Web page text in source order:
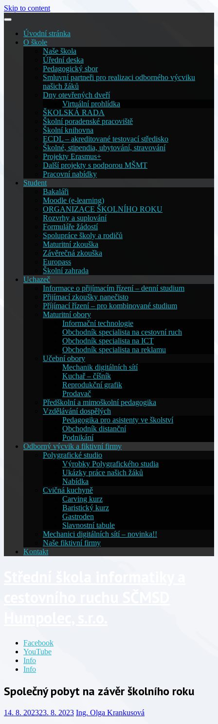
Skip to content
Úvodní stránka
O škole
Naše škola
Úřední deska
Pedagogický sbor
Smluvní partneři pro realizaci odborného výcviku
našich žáků
Dny otevřených dveří
Virtuální prohlídka
ŠKOLSKÁ RADA
Školní poradenské pracoviště
Školní knihovna
ECDL – akreditované testovací středisko
Školné, stipendia, ubytování, stravování
Projekty Erasmus+
Další projekty s podporou MŠMT
Pracovní nabídky
Student
Bakaláři
Moodle (e-learning)
ORGANIZACE ŠKOLNÍHO ROKU
Rozvrhy a suplování
Formuláře žádostí
Spolupráce školy a rodičů
Maturitní zkouška
Závěrečná zkouška
Europass
Školní zahrada
Uchazeč
Informace o přijímacím řízení – denní studium
Přijímací zkoušky nanečisto
Příjímací řízení – pro kombinované studium
Maturitní obory
Informační technologie
Obchodník specialista na cestovní ruch
Obchodník specialista na ICT
Obchodník specialista na reklamu
Učební obory
Mechanik digitálních sítí
Kuchař – číšník
Reprodukční grafik
Prodavač
Předškolní a mimoškolní pedagogika
Vzdělávání dospělých
Pedagogika pro asistenty ve školství
Obchodník distanční
Podnikání
Odborný výcvik a fiktivní firmy
Polygrafické studio
Výrobky Polygrafického studia
Ukázky práce našich žáků
Nabídka
Cvičná kuchyně
Carving kurz
Baristický kurz
Gastroden
Slavnostní tabule
Mechanici digitálních sítí – novinka!!
Naše fiktivní firmy
Kontakt
Facebook
YouTube
Info
Info
Společný pobyt na závěr školního roku
14. 8. 202323. 8. 2023 Ing. Olga Krankusová